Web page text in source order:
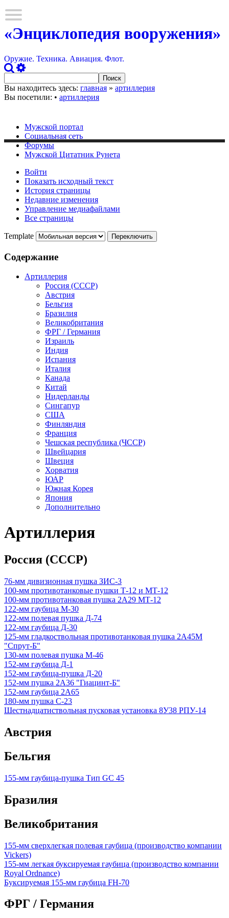
«Энциклопедия вооружения»
Оружие. Техника. Авиация. Флот.
Вы находитесь здесь: главная » артиллерия
Вы посетили: • артиллерия
Мужской портал
Социальная сеть
Форумы
Мужской Цитатник Рунета
Войти
Показать исходный текст
История страницы
Недавние изменения
Управление медиафайлами
Все страницы
Template
Содержание
Артиллерия
Россия (СССР)
Австрия
Бельгия
Бразилия
Великобритания
ФРГ / Германия
Израиль
Индия
Испания
Италия
Канада
Китай
Нидерланды
Сингапур
США
Финляндия
Франция
Чешская республика (ЧССР)
Швейцария
Швеция
Хорватия
ЮАР
Южная Корея
Япония
Дополнительно
Артиллерия
Россия (СССР)
76-мм дивизионная пушка ЗИС-3
100-мм противотанковые пушки Т-12 и МТ-12
100-мм противотанковая пушка 2А29 МТ-12
122-мм гаубица М-30
122-мм полевая пушка Д-74
122-мм гаубица Д-30
125-мм гладкоствольная противотанковая пушка 2А45М
"Спрут-Б"
130-мм полевая пушка М-46
152-мм гаубица Д-1
152-мм гаубица-пушка Д-20
152-мм пушка 2А36 "Гиацинт-Б"
152-мм гаубица 2А65
180-мм пушка С-23
Шестнадцатиствольная пусковая установка 8У38 РПУ-14
Австрия
Бельгия
155-мм гаубица-пушка Тип GC 45
Бразилия
Великобритания
155-мм сверхлегкая полевая гаубица (производство компании
Vickers)
155-мм легкая буксируемая гаубица (производство компании
Royal Ordnance)
Буксируемая 155-мм гаубица FH-70
ФРГ / Германия